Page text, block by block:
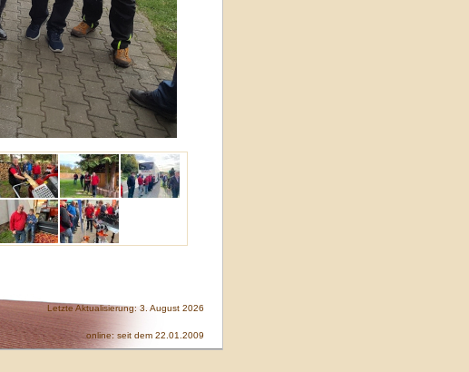
Letzte Aktualisierung: 3. August 2026
online: seit dem 22.01.2009